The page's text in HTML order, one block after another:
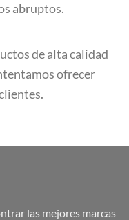
abruptos.
de alta calidad
ofrecer
las mejores marcas